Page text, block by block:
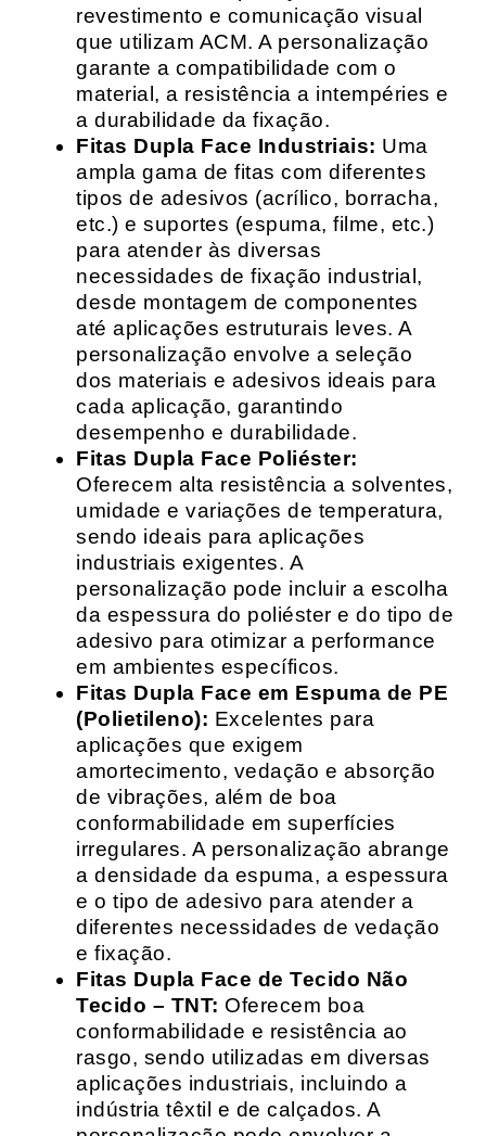
revestimento e comunicação visual
que utilizam ACM. A personalização
garante a compatibilidade com o
material, a resistência a intempéries e
a durabilidade da fixação.
Fitas Dupla Face Industriais: Uma
ampla gama de fitas com diferentes
tipos de adesivos (acrílico, borracha,
etc.) e suportes (espuma, filme, etc.)
para atender às diversas
necessidades de fixação industrial,
desde montagem de componentes
até aplicações estruturais leves. A
personalização envolve a seleção
dos materiais e adesivos ideais para
cada aplicação, garantindo
desempenho e durabilidade.
Fitas Dupla Face Poliéster:
Oferecem alta resistência a solventes,
umidade e variações de temperatura,
sendo ideais para aplicações
industriais exigentes. A
personalização pode incluir a escolha
da espessura do poliéster e do tipo de
adesivo para otimizar a performance
em ambientes específicos.
Fitas Dupla Face em Espuma de PE
(Polietileno): Excelentes para
aplicações que exigem
amortecimento, vedação e absorção
de vibrações, além de boa
conformabilidade em superfícies
irregulares. A personalização abrange
a densidade da espuma, a espessura
e o tipo de adesivo para atender a
diferentes necessidades de vedação
e fixação.
Fitas Dupla Face de Tecido Não
Tecido – TNT: Oferecem boa
conformabilidade e resistência ao
rasgo, sendo utilizadas em diversas
aplicações industriais, incluindo a
indústria têxtil e de calçados. A